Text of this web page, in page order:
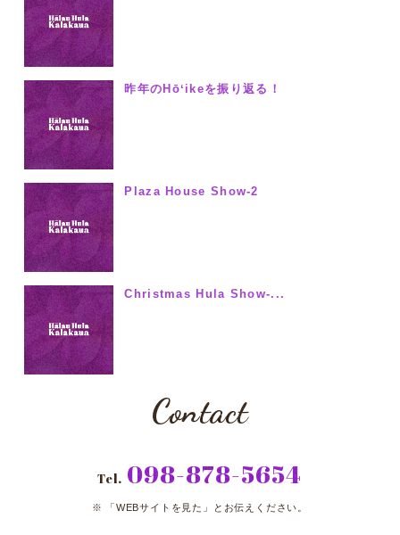
昨年のHōʻikeを振り返る！
Plaza House Show-2
Christmas Hula Show-...
Contact
Tel. 098-878-5654
「WEBサイトを見た」とお伝えください。